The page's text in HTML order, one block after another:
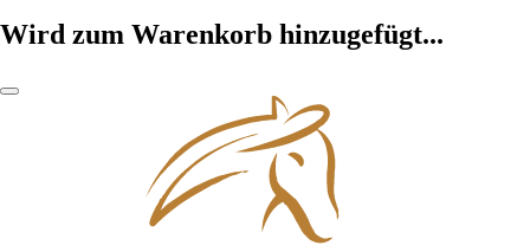
Wird zum Warenkorb hinzugefügt...